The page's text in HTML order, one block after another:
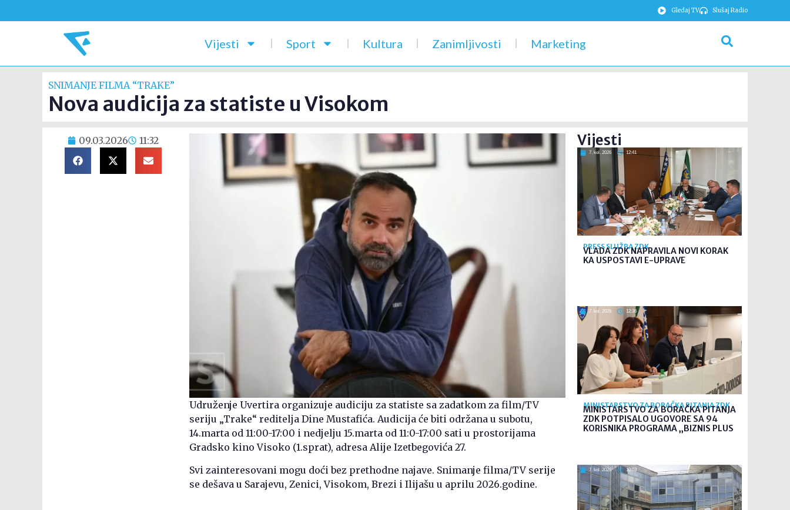
Gledaj TV Slušaj Radio
Vijesti Sport Kultura Zanimljivosti Marketing
SNIMANJE FILMA “TRAKE”
Nova audicija za statiste u Visokom
09.03.2026 11:32
Udruženje Uvertira organizuje audiciju za statiste sa zadatkom za film/TV
seriju „Trake“ reditelja Dine Mustafića. Audicija će biti održana u subotu,
14.marta od 11:00-17:00 i nedjelju 15.marta od 11:0-17:00 sati u prostorijama
Gradsko kino Visoko (1.sprat), adresa Alije Izetbegovića 27.
Svi zainteresovani mogu doći bez prethodne najave. Snimanje filma/TV serije
se dešava u Sarajevu, Zenici, Visokom, Brezi i Ilijašu u aprilu 2026.godine.
Vijesti
7. kol. 2026 12:41
PRESS SLUŽBA ZDK
VLADA ZDK NAPRAVILA NOVI KORAK
KA USPOSTAVI E-UPRAVE
7. kol. 2026 12:36
MINISTARSTVO ZA BORAČKA PITANJA ZDK
MINISTARSTVO ZA BORAČKA PITANJA
ZDK POTPISALO UGOVORE SA 94
KORISNIKA PROGRAMA „BIZNIS PLUS
7. kol. 2026 10:03